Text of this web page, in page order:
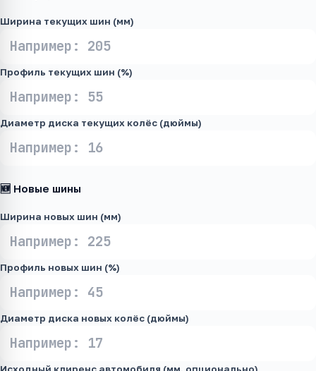
Ширина текущих шин (мм)
Профиль текущих шин (%)
Диаметр диска текущих колёс (дюймы)
🆕 Новые шины
Ширина новых шин (мм)
Профиль новых шин (%)
Диаметр диска новых колёс (дюймы)